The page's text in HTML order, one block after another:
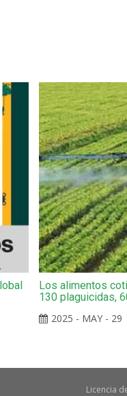
Los alimentos
130 plaguicidas,
2025 - MAY - 29
Licencia